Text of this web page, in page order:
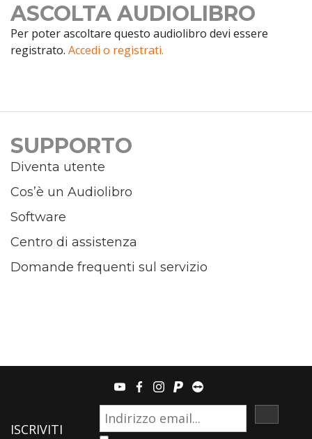
ASCOLTA AUDIOLIBRO
Per poter ascoltare questo audiolibro devi essere
registrato. Accedi o registrati.
SUPPORTO
Diventa utente
Cos’è un Audiolibro
Software
Centro di assistenza
Domande frequenti sul servizio
youtubefacebook
instagram
paypalteamviewer
ISCRIVITI